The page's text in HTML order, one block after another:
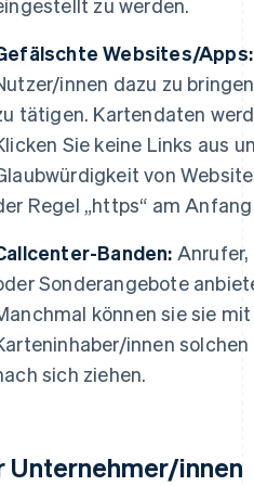
zu werden.
Websites/Apps:
innen dazu zu
tätigen. Kartendaten
Sie keine Links aus
von
Regel „https“ am
Banden:
Sonderangebote
können sie sie
innen
sich ziehen.
Unternehmer/innen